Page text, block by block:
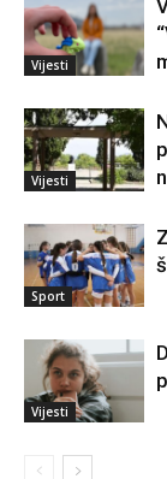
Vijesti
Vijesti
Sport
Vijesti